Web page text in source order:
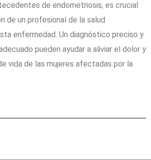
de endometriosis, es crucial
de un profesional de la salud
enfermedad. Un diagnóstico preciso y
pueden ayudar a aliviar el dolor y
vida de las mujeres afectadas por la